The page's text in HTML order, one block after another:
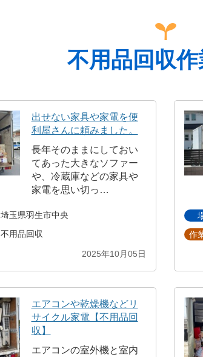
不用品回収
出せない家具や家電を便
利屋さんに頼みました。
長年そのままにしておい
てあった大きなソファー
や、冷蔵庫などの家具や
家電を思い切っ…
埼玉県羽生市中央
不用品回収
2025年10月05日
作
エアコンや乾燥機などリ
サイクル家電【不用品回
収】
エアコンの室外機と室内